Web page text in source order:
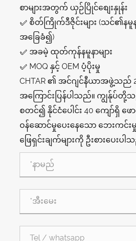
စာများအတွက် ယှဉ်ပြိုင်စျေးနှုန်း
✅ စိတ်ကြိုက်ဒီဇိုင်းများ (သင်၏နမူနာ
အခြေခံ၍)
✅ အခမဲ့ ထုတ်ကုန်နမူနာများ
✅ MOQ နှင့် OEM ပံ့ပိုးမှု
CHTAR ၏ အင်ဂျင်နီယာအဖွဲ့သည်
အကြောင်းပြန်ပါသည်။ ကျွန်ုပ်တို့သ
စတင်၍ နိုင်ငံပေါင်း 40 ကျော်ရှိ ဖ
ဝန်ဆောင်မှုပေးနေသော ဘေးကင်းမှု
ဖြေရှင်းချက်များကို ဦးစားပေးပါ